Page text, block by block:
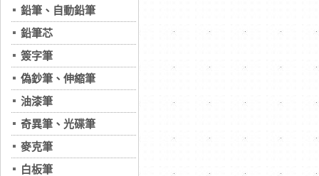
鉛筆、自動鉛筆
鉛筆芯
簽字筆
偽鈔筆、伸縮筆
油漆筆
奇異筆、光碟筆
麥克筆
白板筆